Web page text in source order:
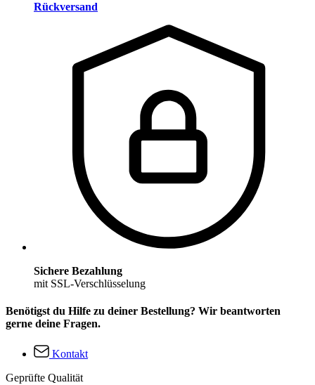
Rückversand
Sichere Bezahlung
mit SSL-Verschlüsselung
Benötigst du Hilfe zu deiner Bestellung? Wir beantworten
gerne deine Fragen.
Kontakt
Geprüfte Qualität